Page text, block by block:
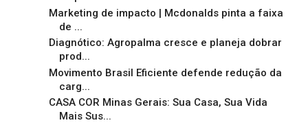
Marketing de impacto | Mcdonalds pinta a faixa
de ...
Diagnótico: Agropalma cresce e planeja dobrar
prod...
Movimento Brasil Eficiente defende redução da
carg...
CASA COR Minas Gerais: Sua Casa, Sua Vida
Mais Sus...